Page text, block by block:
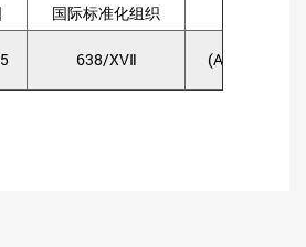
国际标准化组织
638/XVⅡ (AISI)52100